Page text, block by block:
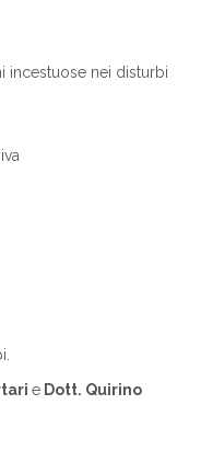
incestuose nei disturbi
e Dott. Quirino